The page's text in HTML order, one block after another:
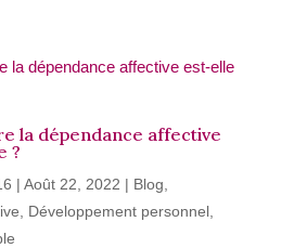
la dépendance affective
?
| Août 22, 2022 | Blog
Développement personnel,